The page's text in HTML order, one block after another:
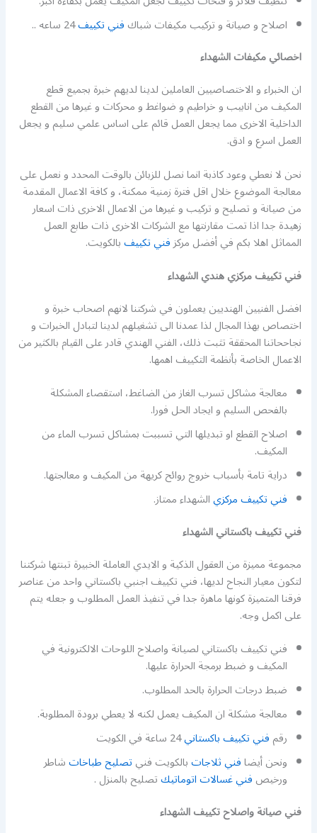
اصلاح و صيانة و تركيب مكيفات شباكفني تكييف24 ساعه ..
اخصائي مكيفات الشهداء
ان الخبراء و الاختصاصيين العاملين لدينا لديهم خبرة بجميع قطع
المكيف من انابيب و خراطيم و ضواغط و محركات و غيرها من القطع
الداخلية الاخرى مما يجعل العمل قائم على اساس علمي سليم و يجعل
العمل اسرع و ادق.
نحن لا نعطي وعود كاذبة انما نصل للزبائن بالوقت المحدد و نعمل على
معالجة الموضوع خلال اقل فترة زمنية ممكنة، و كافة الاعمال المقدمة
من صيانة و تصليح و تركيب و غيرها من الاعمال الاخرى ذات اسعار
زهيدة جدا اذا تمت مقارنتها مع الشركات الاخرى ذات طابع العمل
المماثل اهلا بكم في أفضل مركزفني تكييفبالكويت.
فني تكييف مركزي هندي الشهداء
افضل الفنيين الهنديين يعملون في شركتنا لانهم اصحاب خبرة و
اختصاص بهذا المجال لذا عمدنا الى تشغيلهم لدينا لتبادل الخبرات و
نجاححاتنا المحققة تثبت ذلك، الفني الهندي قادر على القيام بالكثير من
الاعمال الخاصة بأنظمة التكييف اهمها.
معالجة مشاكل تسرب الغاز من الضاغط، استقصاء المشكلة
بالفحص السليم و ايجاد الحل فورا.
اصلاح القطع او تبديلها التي تسببت بمشاكل تسرب الماء من
المكيف.
دراية تامة بأسباب خروج روائح كريهة من المكيف و معالجتها.
فني تكييف مركزيالشهداء ممتاز.
فني تكييف باكستاني الشهداء
مجموعة مميزة من العقول الذكية و الايدي العاملة الخبيرة تبنتها شركتنا
لتكون معيار النجاح لديها، فني تكييف اجنبي باكستاني واحد من عناصر
فرقنا المتميزة كونها ماهرة جدا في تنفيذ العمل المطلوب و جعله يتم
على اكمل وجه.
فني تكييف باكستاني لصيانة واصلاح اللوحات الالكترونية في
المكيف و ضبط برمجة الحرارة عليها.
ضبط درجات الحرارة بالحد المطلوب.
معالجة مشكلة ان المكيف يعمل لكنه لا يعطي برودة المطلوبة.
رقمفني تكييف باكستاني24 ساعة في الكويت
ونحن أيضافني ثلاجاتبالكويت فنيتصليح طباخاتشاطر
ورخيصفني غسالات اتوماتيكتصليح بالمنزل .
فني صيانة واصلاح تكييف الشهداء